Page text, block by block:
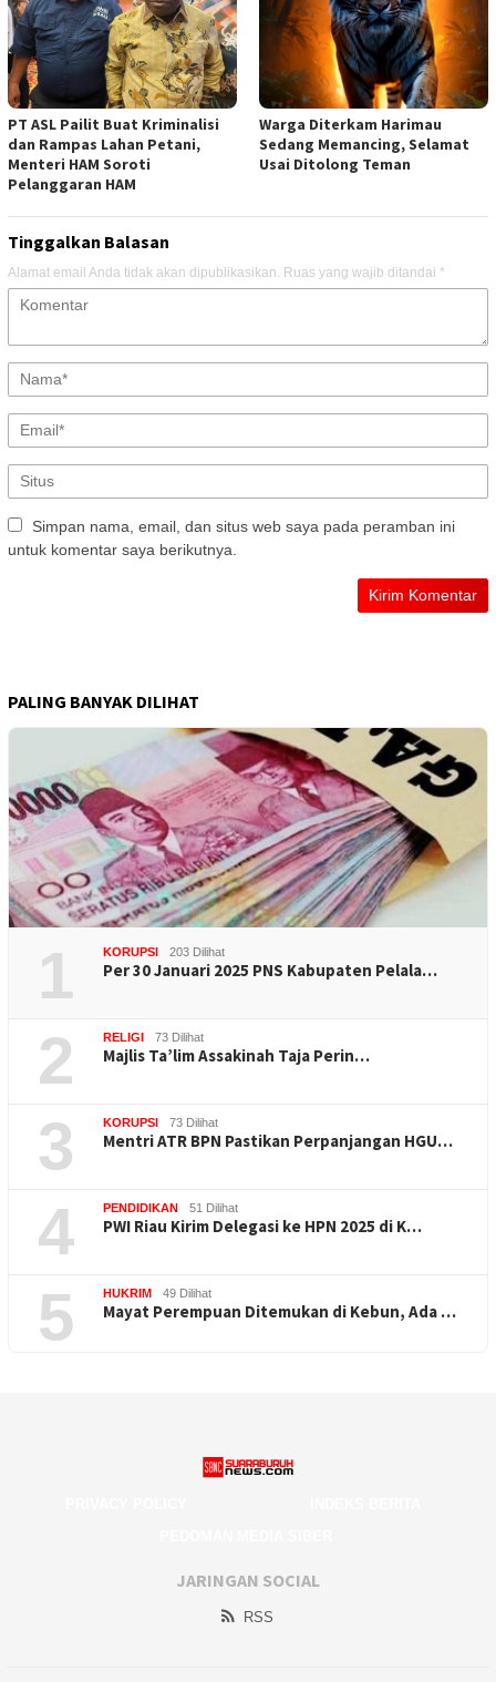
PT ASL Pailit Buat Kriminalisi
dan Rampas Lahan Petani,
Menteri HAM Soroti
Pelanggaran HAM
Warga Diterkam Harimau
Sedang Memancing, Selamat
Usai Ditolong Teman
Tinggalkan Balasan
Alamat email Anda tidak akan dipublikasikan. Ruas yang wajib ditandai *
Simpan nama, email, dan situs web saya pada peramban ini
untuk komentar saya berikutnya.
PALING BANYAK DILIHAT
1 KORUPSI 203 Dilihat
Per 30 Januari 2025 PNS Kabupaten Pelala…
2 RELIGI 73 Dilihat
Majlis Ta’lim Assakinah Taja Perin…
3 KORUPSI 73 Dilihat
Mentri ATR BPN Pastikan Perpanjangan HGU…
4 PENDIDIKAN 51 Dilihat
PWI Riau Kirim Delegasi ke HPN 2025 di K…
5 HUKRIM 49 Dilihat
Mayat Perempuan Ditemukan di Kebun, Ada …
JARINGAN SOCIAL
RSS